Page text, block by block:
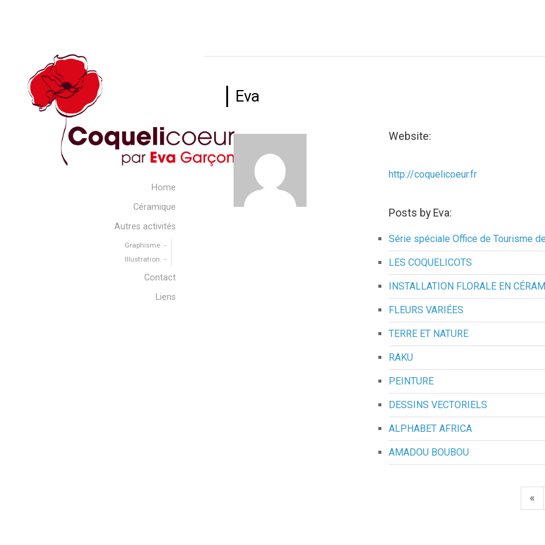
Home
Céramique
Autres activités
Graphisme
Illustration
Contact
Liens
Eva
Website:
http://coquelicoeur.fr
Posts by Eva:
Série spéciale Office de Tourisme
LES COQUELICOTS
INSTALLATION FLORALE EN
FLEURS VARIÉES
TERRE ET NATURE
RAKU
PEINTURE
DESSINS VECTORIELS
ALPHABET AFRICA
AMADOU BOUBOU
«